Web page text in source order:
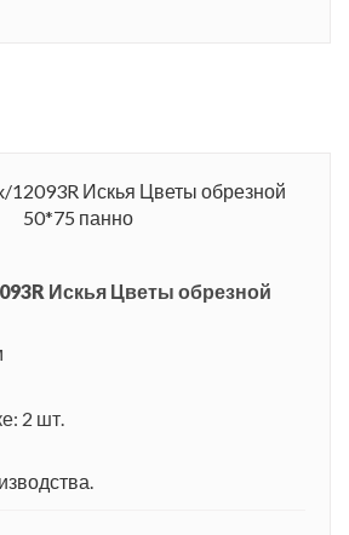
Искья Цветы обрезной
2 шт.